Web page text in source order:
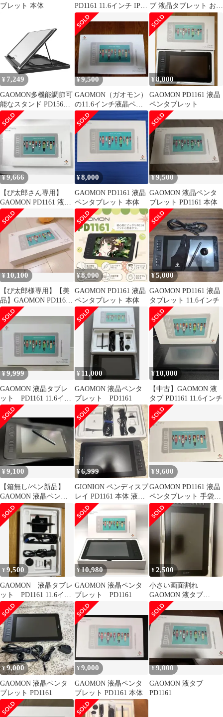
ブレット 本体
PD1161 11.6インチ IPS
液晶タブレット
ブ 液晶タブレット お絵
描き
¥ 7,249
GAOMON多機能調節可
能なスタンド PD156
PRO / PD1161およびそ
の他のiPad / 液晶ペン
タブ/タブレット(厚さ
12mmまで)用のタブレ
ットホルダー
¥9,500
GAOMON（ガオモン）
の11.6インチ液晶ペン
タブレットPD1161
¥8,000
GAOMON PD1161 液晶
ペンタブレット
¥9,666
【ぴ太郎さん専用】
GAOMON PD1161 液晶
ペンタブレット 本体
¥8,000
GAOMON PD1161 液晶
ペンタブレット 本体
¥9,500
GAOMON 液晶ペンタ
ブレット PD1161 本体
¥10,100
【ぴ太郎様専用】【美
品】GAOMON PD1161
液晶ペンタブレット 本
体
¥8,000
GAOMON PD1161 液晶
ペンタブレット 本体
¥5,000
GAOMON PD1161 液晶
タブレット 11.6インチ
¥9,999
GAOMON 液晶タブレ
ット PD1161 11.6イン
チ
¥ 11,000
GAOMON 液晶ペンタ
ブレット PD1161
¥10,000
【中古】GAOMON 液
タブ PD1161 11.6インチ
¥9,100
【箱無し/ペン新品】
GAOMON 液晶ペンタ
ブレット11.6インチ
¥6,999
GIONION ペンディスプ
レイ PD1161 本体 液タ
ブ
¥9,600
GAOMON PD1161 液晶
ペンタブレット 手袋な
し
¥9,500
GAOMON 液晶タブレ
ット PD1161 11.6イン
チ 動作確認済
¥10,980
GAOMON 液晶ペンタ
ブレット PD1161
¥2,500
小さい画面割れ
GAOMON 液タブ
PD1161
¥9,000
GAOMON 液晶ペンタ
ブレット PD1161
¥9,000
GAOMON 液晶ペンタ
ブレット PD1161 本体
¥9,000
GAOMON 液タブ
PD1161